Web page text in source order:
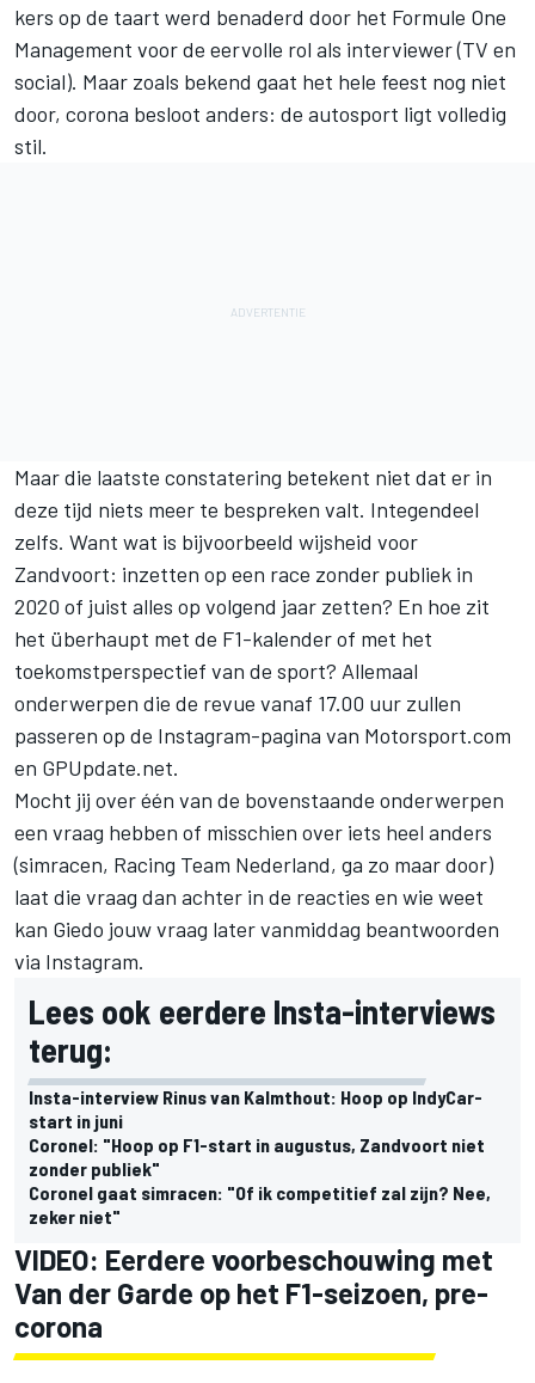
kers op de taart werd benaderd door het Formule One
Management voor de eervolle rol als interviewer (TV en
social). Maar zoals bekend gaat het hele feest nog niet
door, corona besloot anders: de autosport ligt volledig
stil.
Maar die laatste constatering betekent niet dat er in
deze tijd niets meer te bespreken valt. Integendeel
zelfs. Want wat is bijvoorbeeld wijsheid voor
Zandvoort: inzetten op een race zonder publiek in
2020 of juist alles op volgend jaar zetten? En hoe zit
het überhaupt met de F1-kalender of met het
toekomstperspectief van de sport? Allemaal
onderwerpen die de revue vanaf 17.00 uur zullen
passeren op de Instagram-pagina van Motorsport.com
en GPUpdate.net.
Mocht jij over één van de bovenstaande onderwerpen
een vraag hebben of misschien over iets heel anders
(simracen, Racing Team Nederland, ga zo maar door)
laat die vraag dan achter in de reacties en wie weet
kan Giedo jouw vraag later vanmiddag beantwoorden
via Instagram.
Lees ook eerdere Insta-interviews
terug:
Insta-interview Rinus van Kalmthout: Hoop op IndyCar-
start in juni
Coronel: "Hoop op F1-start in augustus, Zandvoort niet
zonder publiek"
Coronel gaat simracen: "Of ik competitief zal zijn? Nee,
zeker niet"
VIDEO: Eerdere voorbeschouwing met
Van der Garde op het F1-seizoen, pre-
corona